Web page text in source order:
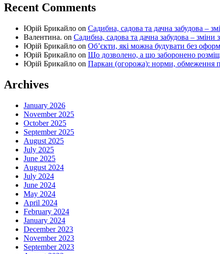
Recent Comments
Юрій Брикайло on Садибна, садова та дачна забудова –
Валентина. on Садибна, садова та дачна забудова – зміни
Юрій Брикайло on Об’єкти, які можна будувати без
Юрій Брикайло on Що дозволено, а що заборонено
Юрій Брикайло on Паркан (огорожа): норми, обмеження
Archives
January 2026
November 2025
October 2025
September 2025
August 2025
July 2025
June 2025
August 2024
July 2024
June 2024
May 2024
April 2024
February 2024
January 2024
December 2023
November 2023
September 2023